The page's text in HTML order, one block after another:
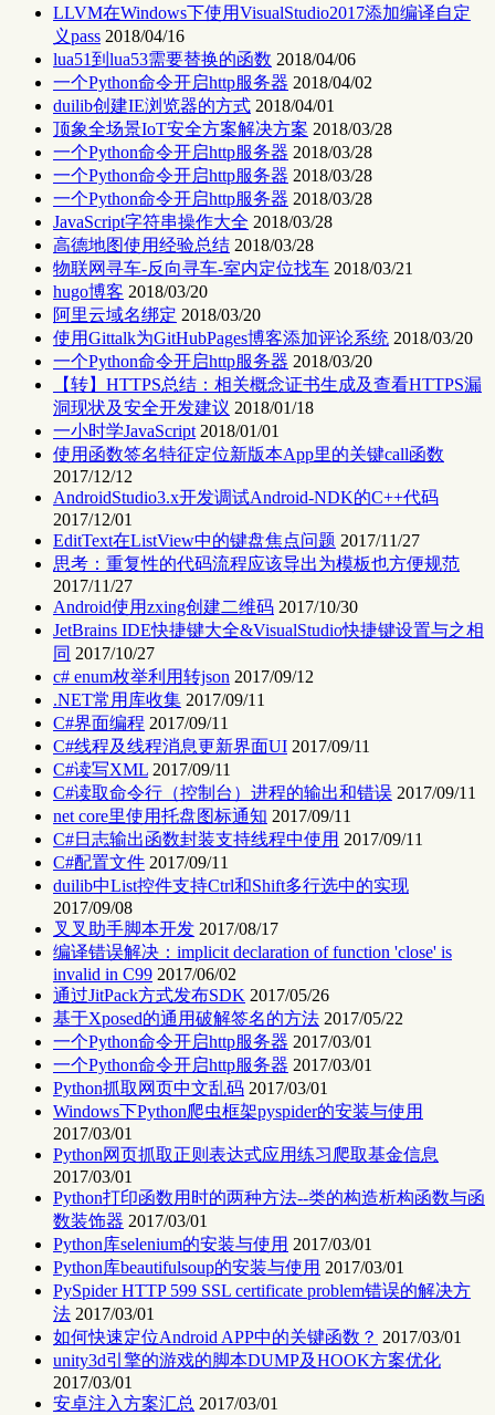
LLVM在Windows下使用VisualStudio2017添加编译自定
义pass 2018/04/16
lua51到lua53需要替换的函数 2018/04/06
一个Python命令开启http服务器 2018/04/02
duilib创建IE浏览器的方式 2018/04/01
顶象全场景IoT安全方案解决方案 2018/03/28
一个Python命令开启http服务器 2018/03/28
一个Python命令开启http服务器 2018/03/28
一个Python命令开启http服务器 2018/03/28
JavaScript字符串操作大全 2018/03/28
高德地图使用经验总结 2018/03/28
物联网寻车-反向寻车-室内定位找车 2018/03/21
hugo博客 2018/03/20
阿里云域名绑定 2018/03/20
使用Gittalk为GitHubPages博客添加评论系统 2018/03/20
一个Python命令开启http服务器 2018/03/20
【转】HTTPS总结：相关概念证书生成及查看HTTPS漏
洞现状及安全开发建议 2018/01/18
一小时学JavaScript 2018/01/01
使用函数签名特征定位新版本App里的关键call函数
2017/12/12
AndroidStudio3.x开发调试Android-NDK的C++代码
2017/12/01
EditText在ListView中的键盘焦点问题 2017/11/27
思考：重复性的代码流程应该导出为模板也方便规范
2017/11/27
Android使用zxing创建二维码 2017/10/30
JetBrains IDE快捷键大全&VisualStudio快捷键设置与之相
同 2017/10/27
c# enum枚举利用转json 2017/09/12
.NET常用库收集 2017/09/11
C#界面编程 2017/09/11
C#线程及线程消息更新界面UI 2017/09/11
C#读写XML 2017/09/11
C#读取命令行（控制台）进程的输出和错误 2017/09/11
net core里使用托盘图标通知 2017/09/11
C#日志输出函数封装支持线程中使用 2017/09/11
C#配置文件 2017/09/11
duilib中List控件支持Ctrl和Shift多行选中的实现
2017/09/08
叉叉助手脚本开发 2017/08/17
编译错误解决：implicit declaration of function 'close' is
invalid in C99 2017/06/02
通过JitPack方式发布SDK 2017/05/26
基于Xposed的通用破解签名的方法 2017/05/22
一个Python命令开启http服务器 2017/03/01
一个Python命令开启http服务器 2017/03/01
Python抓取网页中文乱码 2017/03/01
Windows下Python爬虫框架pyspider的安装与使用
2017/03/01
Python网页抓取正则表达式应用练习爬取基金信息
2017/03/01
Python打印函数用时的两种方法--类的构造析构函数与函
数装饰器 2017/03/01
Python库selenium的安装与使用 2017/03/01
Python库beautifulsoup的安装与使用 2017/03/01
PySpider HTTP 599 SSL certificate problem错误的解决方
法 2017/03/01
如何快速定位Android APP中的关键函数？ 2017/03/01
unity3d引擎的游戏的脚本DUMP及HOOK方案优化
2017/03/01
安卓注入方案汇总 2017/03/01